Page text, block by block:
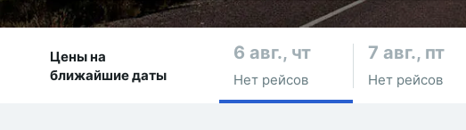
Цены на
ближайшие даты
6 авг., чт
Нет рейсов
7 авг., пт
Нет рейсов